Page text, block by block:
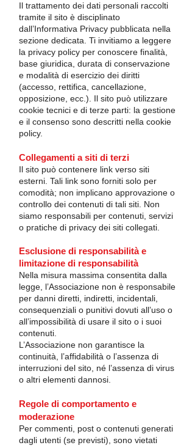
Il trattamento dei dati personali raccolti
tramite il sito è disciplinato
dall’Informativa Privacy pubblicata nella
sezione dedicata. Ti invitiamo a leggere
la privacy policy per conoscere finalità,
base giuridica, durata di conservazione
e modalità di esercizio dei diritti
(accesso, rettifica, cancellazione,
opposizione, ecc.). Il sito può utilizzare
cookie tecnici e di terze parti: la gestione
e il consenso sono descritti nella cookie
policy.
Collegamenti a siti di terzi
Il sito può contenere link verso siti
esterni. Tali link sono forniti solo per
comodità; non implicano approvazione o
controllo dei contenuti di tali siti. Non
siamo responsabili per contenuti, servizi
o pratiche di privacy dei siti collegati.
Esclusione di responsabilità e
limitazione di responsabilità
Nella misura massima consentita dalla
legge, l’Associazione non è responsabile
per danni diretti, indiretti, incidentali,
consequenziali o punitivi dovuti all’uso o
all’impossibilità di usare il sito o i suoi
contenuti.
L’Associazione non garantisce la
continuità, l’affidabilità o l’assenza di
interruzioni del sito, né l’assenza di virus
o altri elementi dannosi.
Regole di comportamento e
moderazione
Per commenti, post o contenuti generati
dagli utenti (se previsti), sono vietati